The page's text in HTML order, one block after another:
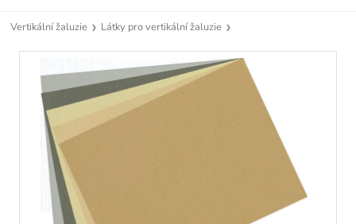
Vertikální žaluzie Látky pro vertikální žaluzie